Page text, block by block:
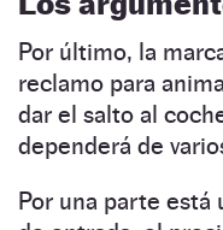
Por último, la
reclamo para
dar el salto al
dependerá de
Por una parte está